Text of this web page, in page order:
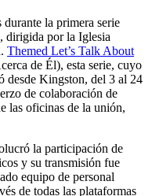
durante la primera serie
dirigida por la Iglesia
Themed Let’s Talk About
de Él), esta serie, cuyo
desde Kingston, del 3 al 24
de colaboración de
las oficinas de la unión,
la participación de
y su transmisión fue
equipo de personal
de todas las plataformas